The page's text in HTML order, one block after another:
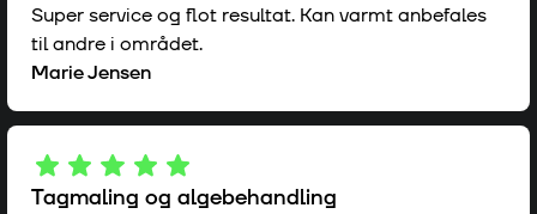
Super service og flot resultat. Kan varmt anbefales
til andre i området.
Marie Jensen
Tagmaling og algebehandling